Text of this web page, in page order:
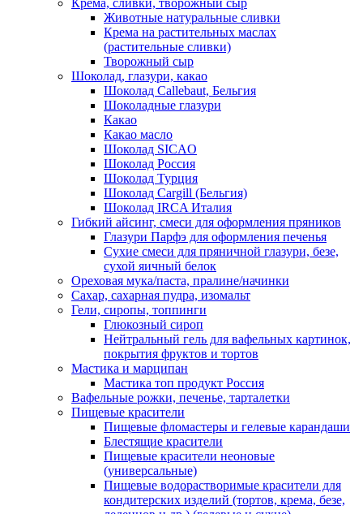
Крема, сливки, творожный сыр
Животные натуральные сливки
Крема на растительных маслах
(растительные сливки)
Творожный сыр
Шоколад, глазури, какао
Шоколад Callebaut, Бельгия
Шоколадные глазури
Какао
Какао масло
Шоколад SICAO
Шоколад Россия
Шоколад Турция
Шоколад Cargill (Бельгия)
Шоколад IRCA Италия
Гибкий айсинг, смеси для оформления пряников
Глазури Парфэ для оформления печенья
Сухие смеси для пряничной глазури, безе,
сухой яичный белок
Ореховая мука/паста, пралине/начинки
Сахар, сахарная пудра, изомальт
Гели, сиропы, топпинги
Глюкозный сироп
Нейтральный гель для вафельных картинок,
покрытия фруктов и тортов
Мастика и марципан
Мастика топ продукт Россия
Вафельные рожки, печенье, тарталетки
Пищевые красители
Пищевые фломастеры и гелевые карандаши
Блестящие красители
Пищевые красители неоновые
(универсальные)
Пищевые водорастворимые красители для
кондитерских изделий (тортов, крема, безе,